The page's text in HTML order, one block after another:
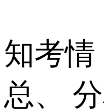
知考情
总、